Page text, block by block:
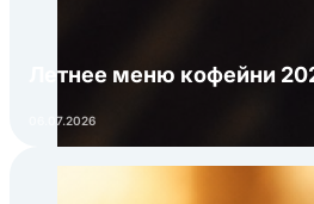
Летнее меню кофейни
06.07.2026